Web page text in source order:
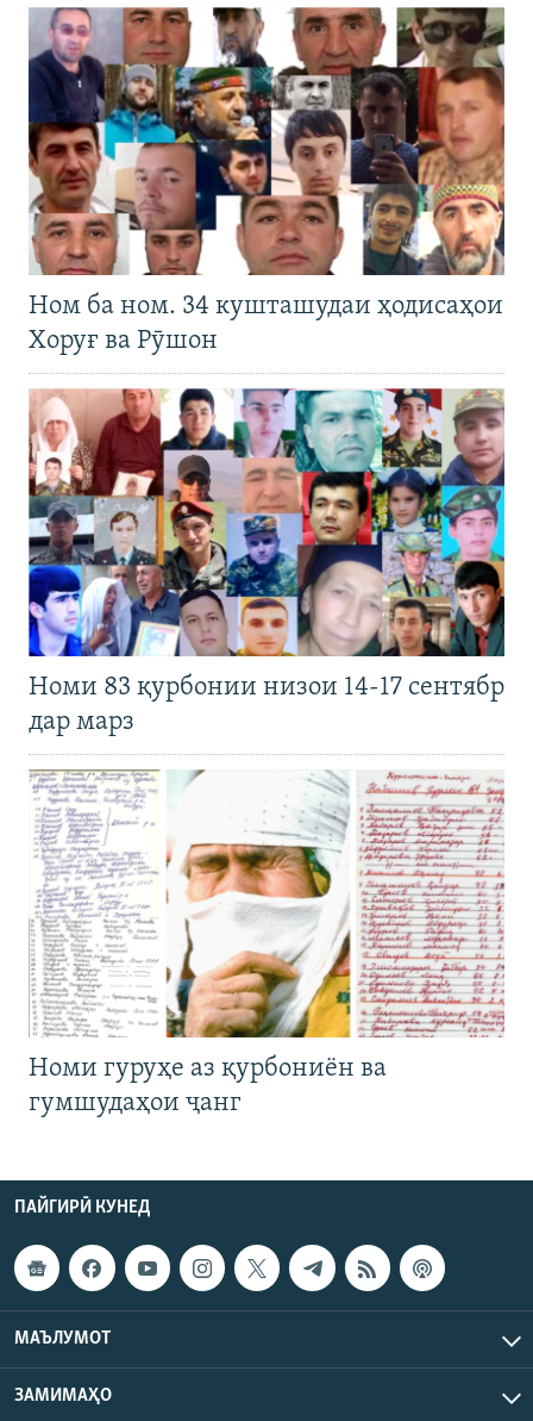
Ном ба ном. 34 кушташудаи ҳодисаҳои
Хоруғ ва Рӯшон
Номи 83 қурбонии низои 14-17 сентябр
дар марз
Номи гуруҳе аз қурбониён ва
гумшудаҳои ҷанг
ПАЙГИРӢ КУНЕД
МАЪЛУМОТ
ЗАМИМАҲО